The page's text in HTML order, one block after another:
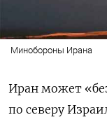
Минобороны Ирана
Иран может
по северу